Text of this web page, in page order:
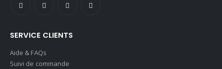
SERVICE CLIENTS
Aide & FAQs
Suivi de commande